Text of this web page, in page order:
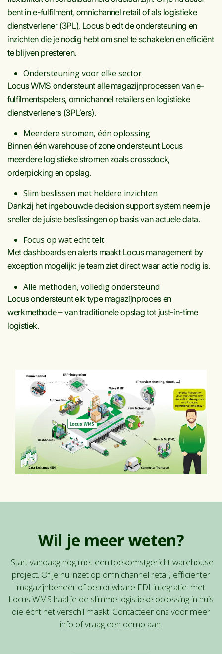
bent in e-fulfilment, omnichannel retail of als logistieke
dienstverlener (3PL), Locus biedt de ondersteuning en
inzichten die je nodig hebt om snel te schakelen en efficiënt
te blijven presteren.
Ondersteuning voor elke sector
Locus WMS ondersteunt alle magazijnprocessen van e-
fulfilmentspelers, omnichannel retailers en logistieke
dienstverleners (3PL’ers).
Meerdere stromen, één oplossing
Binnen één warehouse of zone ondersteunt Locus
meerdere logistieke stromen zoals crossdock,
orderpicking en opslag.
Slim beslissen met heldere inzichten
Dankzij het ingebouwde decision support system neem je
sneller de juiste beslissingen op basis van actuele data.
Focus op wat echt telt
Met dashboards en alerts maakt Locus management by
exception mogelijk: je team ziet direct waar actie nodig is.
Alle methoden, volledig ondersteund
Locus ondersteunt elk type magazijnproces en
werkmethode – van traditionele opslag tot just-in-time
logistiek.
Wil je meer weten?
Start vandaag nog met een toekomstgericht warehouse
project. Of je nu inzet op omnichannel retail, efficiënter
magazijnbeheer of betrouwbare EDI-integratie: met
Locus WMS haal je de slimme logistieke oplossing in huis
die écht het verschil maakt. Contacteer ons voor meer
info of vraag een demo aan.